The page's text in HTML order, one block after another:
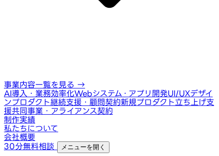
事業内容一覧を見る →
AI導入・業務効率化Webシステム・アプリ開発UI/UXデザイ
ンプロダクト継続支援・顧問契約新規プロダクト立ち上げ支
援共同事業・アライアンス契約
制作実績
私たちについて
会社概要
30分無料相談
メニューを開く